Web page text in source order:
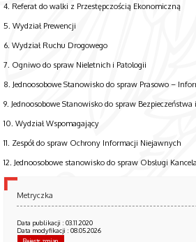
4. Referat do walki z Przestępczością Ekonomiczną
5. Wydział Prewencji
6. Wydział Ruchu Drogowego
7. Ogniwo do spraw Nieletnich i Patologii
8. Jednoosobowe Stanowisko do spraw Prasowo –
9. Jednoosobowe Stanowisko do spraw Bezpieczeństwa
10. Wydział Wspomagający
11. Zespół do spraw Ochrony Informacji Niejawnych
12. Jednoosobowe stanowisko do spraw Obsługi
Metryczka
Data publikacji : 03.11.2020
Data modyfikacji : 08.05.2026